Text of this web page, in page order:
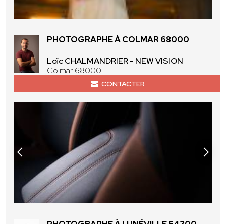
PHOTOGRAPHE À COLMAR 68000
Loïc CHALMANDRIER - NEW VISION
Colmar 68000
CONTACTER